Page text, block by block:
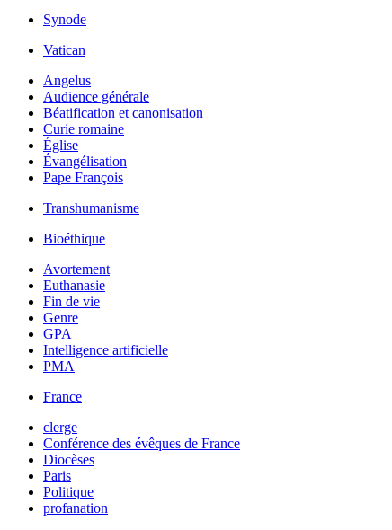
Synode
Vatican
Angelus
Audience générale
Béatification et canonisation
Curie romaine
Église
Évangélisation
Pape François
Transhumanisme
Bioéthique
Avortement
Euthanasie
Fin de vie
Genre
GPA
Intelligence artificielle
PMA
France
clerge
Conférence des évêques de France
Diocèses
Paris
Politique
profanation